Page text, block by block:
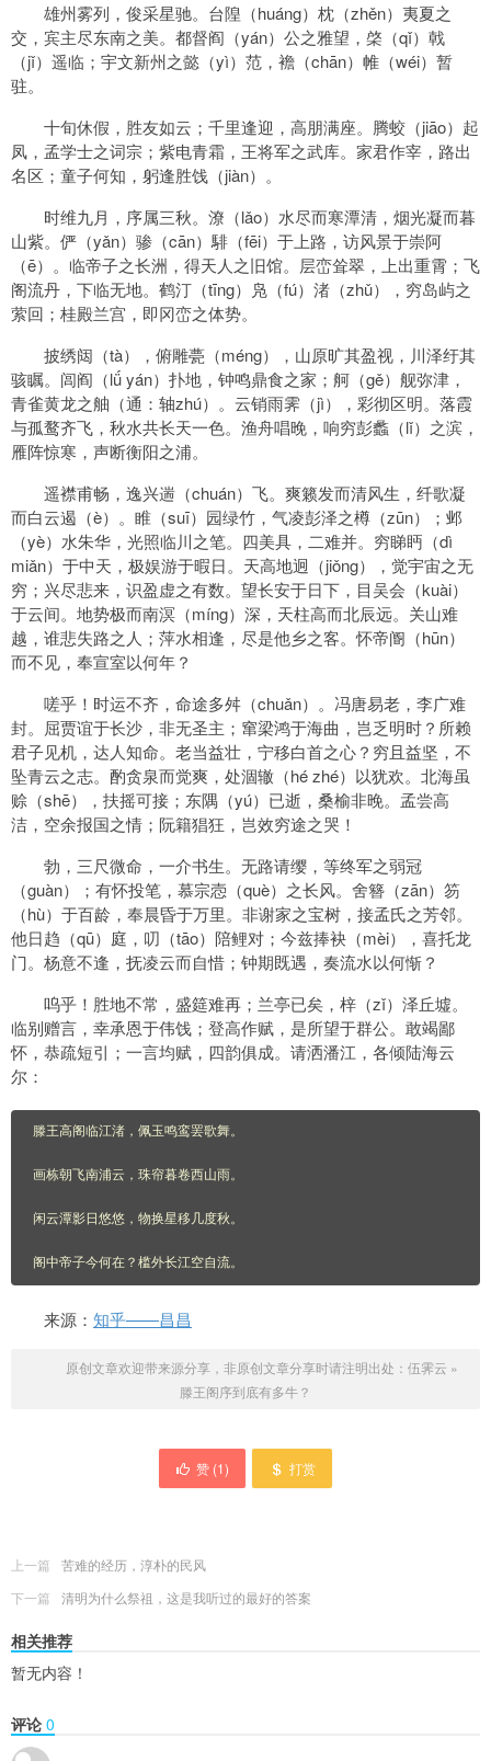
雄州雾列，俊采星驰。台隍（huáng）枕（zhěn）夷夏之
交，宾主尽东南之美。都督阎（yán）公之雅望，棨（qǐ）戟
（jǐ）遥临；宇文新州之懿（yì）范，襜（chān）帷（wéi）暂
驻。
十旬休假，胜友如云；千里逢迎，高朋满座。腾蛟（jiāo）起
凤，孟学士之词宗；紫电青霜，王将军之武库。家君作宰，路出
名区；童子何知，躬逢胜饯（jiàn）。
时维九月，序属三秋。潦（lǎo）水尽而寒潭清，烟光凝而暮
山紫。俨（yǎn）骖（cān）騑（fēi）于上路，访风景于崇阿
（ē）。临帝子之长洲，得天人之旧馆。层峦耸翠，上出重霄；飞
阁流丹，下临无地。鹤汀（tīng）凫（fú）渚（zhǔ），穷岛屿之
萦回；桂殿兰宫，即冈峦之体势。
披绣闼（tà），俯雕甍（méng），山原旷其盈视，川泽纡其
骇瞩。闾阎（lǘ yán）扑地，钟鸣鼎食之家；舸（gě）舰弥津，
青雀黄龙之舳（通：轴zhú）。云销雨霁（jì），彩彻区明。落霞
与孤鹜齐飞，秋水共长天一色。渔舟唱晚，响穷彭蠡（lǐ）之滨，
雁阵惊寒，声断衡阳之浦。
遥襟甫畅，逸兴遄（chuán）飞。爽籁发而清风生，纤歌凝
而白云遏（è）。睢（suī）园绿竹，气凌彭泽之樽（zūn）；邺
（yè）水朱华，光照临川之笔。四美具，二难并。穷睇眄（dì
miǎn）于中天，极娱游于暇日。天高地迥（jiǒng），觉宇宙之无
穷；兴尽悲来，识盈虚之有数。望长安于日下，目吴会（kuài）
于云间。地势极而南溟（míng）深，天柱高而北辰远。关山难
越，谁悲失路之人；萍水相逢，尽是他乡之客。怀帝阍（hūn）
而不见，奉宣室以何年？
嗟乎！时运不齐，命途多舛（chuǎn）。冯唐易老，李广难
封。屈贾谊于长沙，非无圣主；窜梁鸿于海曲，岂乏明时？所赖
君子见机，达人知命。老当益壮，宁移白首之心？穷且益坚，不
坠青云之志。酌贪泉而觉爽，处涸辙（hé zhé）以犹欢。北海虽
赊（shē），扶摇可接；东隅（yú）已逝，桑榆非晚。孟尝高
洁，空余报国之情；阮籍猖狂，岂效穷途之哭！
勃，三尺微命，一介书生。无路请缨，等终军之弱冠
（guàn）；有怀投笔，慕宗悫（què）之长风。舍簪（zān）笏
（hù）于百龄，奉晨昏于万里。非谢家之宝树，接孟氏之芳邻。
他日趋（qū）庭，叨（tāo）陪鲤对；今兹捧袂（mèi），喜托龙
门。杨意不逢，抚凌云而自惜；钟期既遇，奏流水以何惭？
呜乎！胜地不常，盛筵难再；兰亭已矣，梓（zǐ）泽丘墟。
临别赠言，幸承恩于伟饯；登高作赋，是所望于群公。敢竭鄙
怀，恭疏短引；一言均赋，四韵俱成。请洒潘江，各倾陆海云
尔：
滕王高阁临江渚，佩玉鸣鸾罢歌舞。
画栋朝飞南浦云，珠帘暮卷西山雨。
闲云潭影日悠悠，物换星移几度秋。
阁中帝子今何在？槛外长江空自流。
来源： 知乎——昌昌
原创文章欢迎带来源分享，非原创文章分享时请注明出处： 伍霁云 »
滕王阁序到底有多牛？
赞 (1) 打赏
上一篇
苦难的经历，淳朴的民风
下一篇
清明为什么祭祖，这是我听过的最好的答案
相关推荐
暂无内容！
评论 0